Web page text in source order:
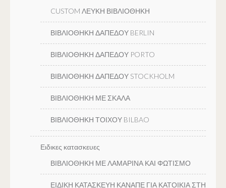
CUSTOM ΛΕΥΚΗ ΒΙΒΛΙΟΘΗΚΗ
ΒΙΒΛΙΟΘΗΚΗ ΔΑΠΕΔΟΥ BERLIN
ΒΙΒΛΙΟΘΗΚΗ ΔΑΠΕΔΟΥ PORTO
ΒΙΒΛΙΟΘΗΚΗ ΔΑΠΕΔΟΥ STOCKHOLM
ΒΙΒΛΙΟΘΗΚΗ ΜΕ ΣΚΑΛΑ
ΒΙΒΛΙΟΘΗΚΗ ΤΟΙΧΟΥ BILBAO
Ειδικες κατασκευες
ΒΙΒΛΙΟΘΗΚΗ ΜΕ ΛΑΜΑΡΙΝΑ ΚΑΙ ΦΩΤΙΣΜΟ
ΕΙΔΙΚΗ ΚΑΤΑΣΚΕΥΗ ΚΑΝΑΠΕ ΓΙΑ ΚΑΤΟΙΚΙΑ ΣΤΗ